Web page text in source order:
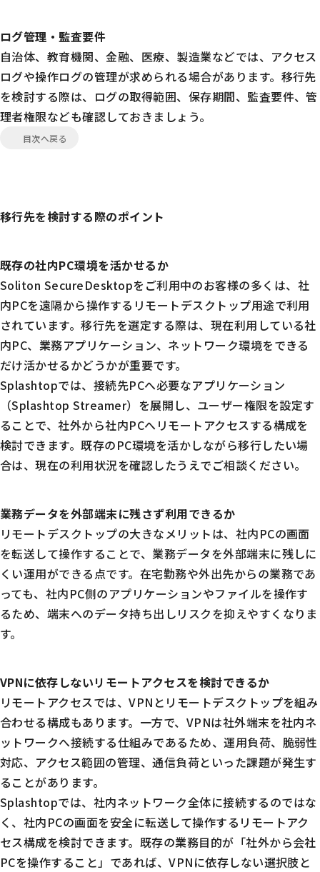
ログ管理・監査要件
自治体、教育機関、金融、医療、製造業などでは、アクセス
ログや操作ログの管理が求められる場合があります。移行先
を検討する際は、ログの取得範囲、保存期間、監査要件、管
理者権限なども確認しておきましょう。
目次へ戻る
移行先を検討する際のポイント
既存の社内PC環境を活かせるか
Soliton SecureDesktopをご利用中のお客様の多くは、社
内PCを遠隔から操作するリモートデスクトップ用途で利用
されています。移行先を選定する際は、現在利用している社
内PC、業務アプリケーション、ネットワーク環境をできる
だけ活かせるかどうかが重要です。
Splashtopでは、接続先PCへ必要なアプリケーション
（Splashtop Streamer）を展開し、ユーザー権限を設定す
ることで、社外から社内PCへリモートアクセスする構成を
検討できます。既存のPC環境を活かしながら移行したい場
合は、現在の利用状況を確認したうえでご相談ください。
業務データを外部端末に残さず利用できるか
リモートデスクトップの大きなメリットは、社内PCの画面
を転送して操作することで、業務データを外部端末に残しに
くい運用ができる点です。在宅勤務や外出先からの業務であ
っても、社内PC側のアプリケーションやファイルを操作す
るため、端末へのデータ持ち出しリスクを抑えやすくなりま
す。
VPNに依存しないリモートアクセスを検討できるか
リモートアクセスでは、VPNとリモートデスクトップを組み
合わせる構成もあります。一方で、VPNは社外端末を社内ネ
ットワークへ接続する仕組みであるため、運用負荷、脆弱性
対応、アクセス範囲の管理、通信負荷といった課題が発生す
ることがあります。
Splashtopでは、社内ネットワーク全体に接続するのではな
く、社内PCの画面を安全に転送して操作するリモートアク
セス構成を検討できます。既存の業務目的が「社外から会社
PCを操作すること」であれば、VPNに依存しない選択肢と